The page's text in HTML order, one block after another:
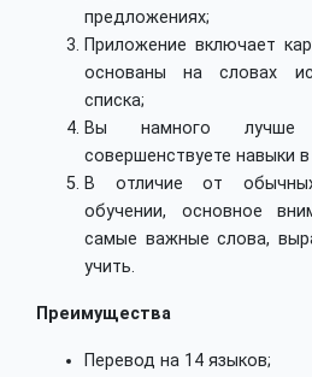
предложениях;
Приложение включает
основаны на словах
списка;
Вы намного лучше
совершенствуете навыки
В отличие от
обучении, основное
самые важные слова,
учить.
Преимущества
Перевод на 14 языков;